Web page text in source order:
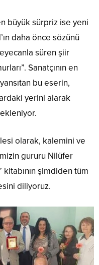
büyük sürpriz ise yeni
daha önce sözünü
süren şiir
Sanatçının en
bu eserin,
yerini alarak
olarak, kalemini ve
gururu Nilüfer
kitabının şimdiden tüm
diliyoruz.